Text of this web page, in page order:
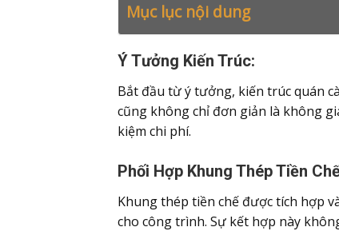
Mục lục nội dung
Ý Tưởng Kiến Trúc:
Bắt đầu từ ý tưởng, kiến trúc quán
cũng không chỉ đơn giản là không
kiệm chi phí.
Phối Hợp Khung Thép Tiền
Khung thép tiền chế được tích hợp
cho công trình. Sự kết hợp này